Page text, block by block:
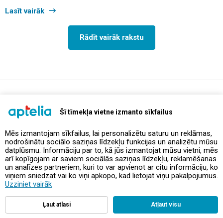
Šī tīmekļa vietne izmanto sīkfailus
Mēs izmantojam sīkfailus, lai personalizētu saturu un reklāmas,
nodrošinātu sociālo saziņas līdzekļu funkcijas un analizētu mūsu
datplūsmu. Informāciju par to, kā jūs izmantojat mūsu vietni, mēs
arī kopīgojam ar saviem sociālās saziņas līdzekļu, reklamēšanas
un analīzes partneriem, kuri to var apvienot ar citu informāciju, ko
viņiem sniedzat vai ko viņi apkopo, kad lietojat viņu pakalpojumus.
Uzziniet vairāk
Ļaut atlasi Atļaut visu
Lasīt vairāk
Rādīt vairāk rakstu
Piedāvājumi un akcijas
Kontakti